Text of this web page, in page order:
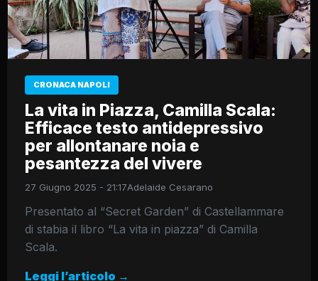
CRONACA NAPOLI
La vita in Piazza, Camilla Scala:
Efficace testo antidepressivo
per allontanare noia e
pesantezza del vivere
27 Giugno 2025 - 21:17Adelaide Cesarano
Presentato al “Secret Garden” di Castellammare
di stabia il libro “La vita in piazza” di Camilla
Scala.
Leggi l’articolo →